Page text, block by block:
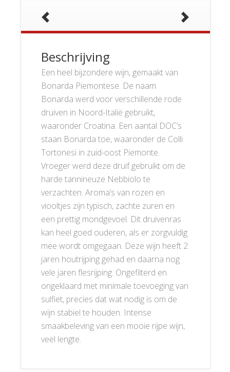
Beschrijving
Een heel bijzondere wijn, gemaakt van
Bonarda Piemontese. De naam
Bonarda werd voor verschillende rode
druiven in Noord-Italië gebruikt,
waaronder Croatina. Een aantal DOC’s
staan Bonarda toe, waaronder de Colli
Tortonesi in zuid-oost Piemonte.
Vroeger werd deze druif gebruikt om de
harde tannineuze Nebbiolo te
verzachten. Aroma’s van rozen en
viooltjes zijn typisch, zachte zuren en
een prettig mondgevoel. Dit druivenras
kan heel goed ouderen, als er zorgvuldig
mee wordt omgegaan. Deze wijn heeft 2
jaren houtrijping gehad en daarna nog
vele jaren flesrijping. Ongefilterd en
ongeklaard met minimale toevoeging van
sulfiet, precies dat wat nodig is om de
wijn stabiel te houden. Intense
smaakbeleving van een mooie rijpe wijn,
veel lengte.